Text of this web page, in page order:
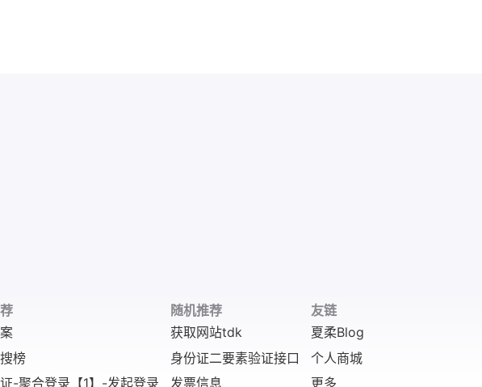
榜
-聚合登录【1】-发起登录
随机推荐
获取网站tdk
身份证二要素验证接口
发票信息
友链
夏柔Blog
个人商城
更多